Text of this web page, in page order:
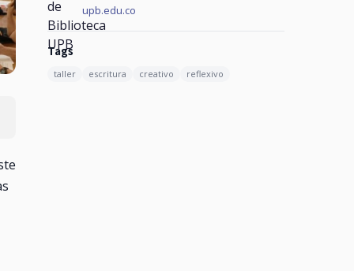
upb.edu.co
Tags
taller escritura creativo reflexivo